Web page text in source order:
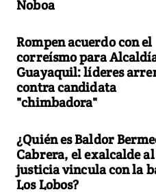
Noboa
Rompen acuerdo con el
correísmo para
Guayaquil: líderes
contra candidata
"chimbadora"
¿Quién es Baldor
Cabrera, el exalcalde
justicia vincula con la
Los Lobos?